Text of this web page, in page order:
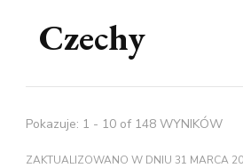
Czechy
Pokazuje: 1 - 10 of 148 WYNIKÓW
ZAKTUALIZOWANO W DNIU 31 MARCA